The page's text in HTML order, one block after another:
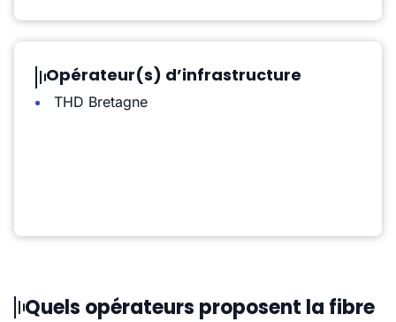
Opérateur(s) d’infrastructure
THD Bretagne
Quels opérateurs proposent la fibre